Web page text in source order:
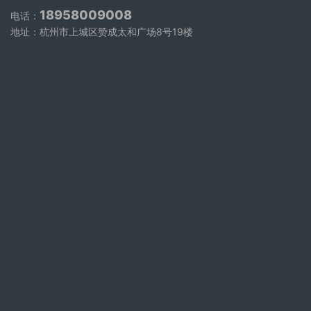
电话： 18958009008
地址：杭州市上城区赞成太和广场8号19楼